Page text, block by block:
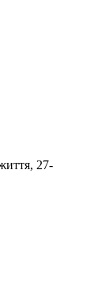
27-